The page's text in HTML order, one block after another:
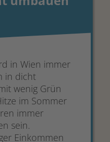
in Wien immer
in dicht
wenig Grün
im Sommer
immer
sein.
Einkommen